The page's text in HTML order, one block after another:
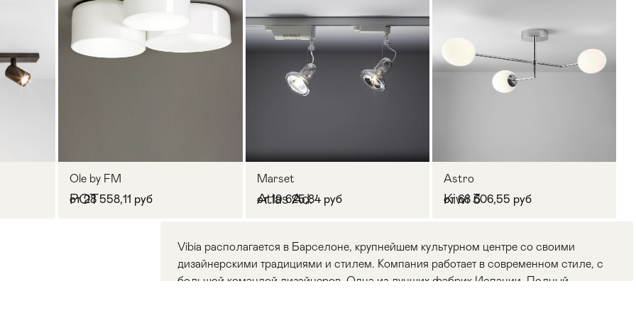
Ole by FM
POT
от 28 558,11 руб
Marset
Atlas Ad.
от 19 625,84 руб
Astro
Kiwi 3
от 68 606,55 руб
Vibia располагается в Барселоне, крупнейшем культурном центре со своими
дизайнерскими традициями и стилем. Компания работает в современном стиле, с
большой командой дизайнеров. Одна из лучших фабрик Испании. Полный